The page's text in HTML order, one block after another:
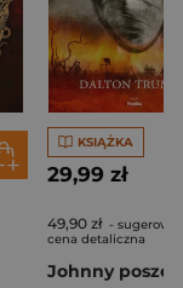
KSIĄŻKA
29,99 zł
49,90 zł -
cena detaliczna